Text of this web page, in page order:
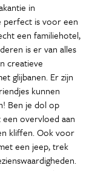
in
perfect is voor een
een familiehotel,
is er van alles
creatieve
glijbanen. Er zijn
kunnen
Ben je dol op
overvloed aan
kliffen. Ook voor
een jeep, trek